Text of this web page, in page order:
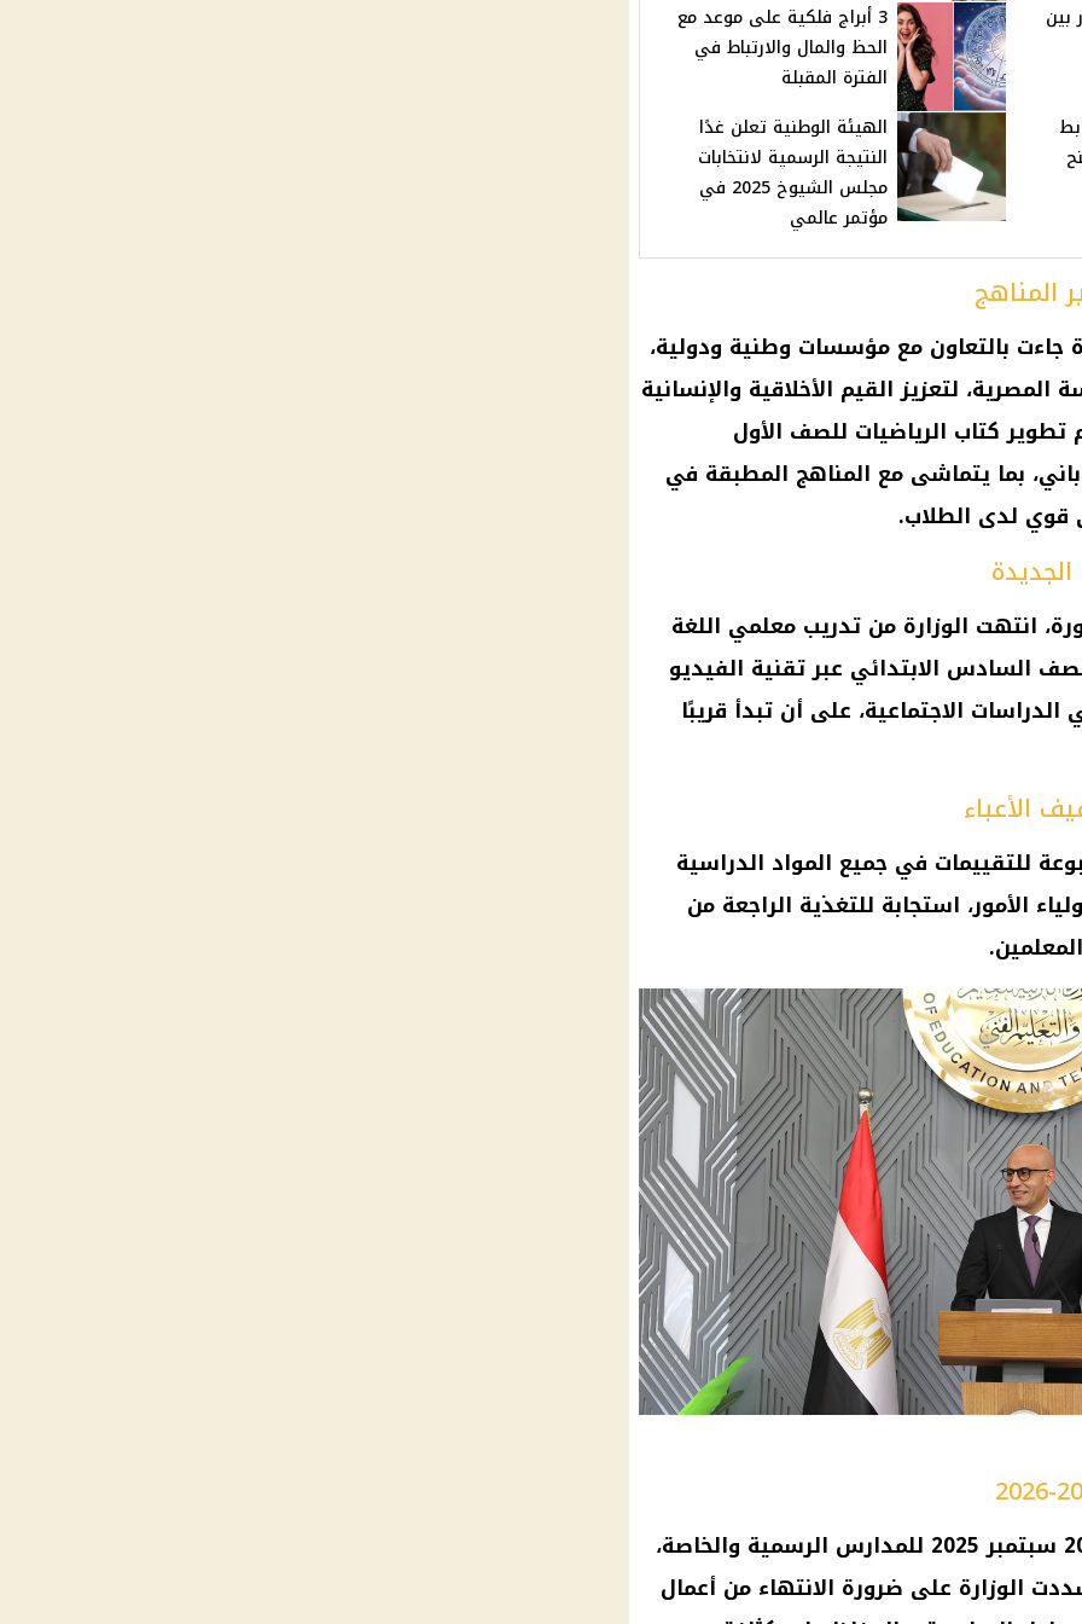
بين
3 أبراج فلكية على موعد مع
الحظ والمال والارتباط في
الفترة المقبلة
الهيئة الوطنية تعلن غدًا
النتيجة الرسمية لانتخابات
مجلس الشيوخ 2025 في
مؤتمر عالمي
جاءت بالتعاون مع مؤسسات وطنية ودولية،
المصرية، لتعزيز القيم الأخلاقية والإنسانية
تطوير كتاب الرياضيات للصف الأول
بما يتماشى مع المناهج المطبقة في
قوي لدى الطلاب.
انتهت الوزارة من تدريب معلمي اللغة
السادس الابتدائي عبر تقنية الفيديو
الدراسات الاجتماعية، على أن تبدأ قريبًا
الأعباء
للتقييمات في جميع المواد الدراسية
الأمور، استجابة للتغذية الراجعة من
في 20 سبتمبر 2025 للمدارس الرسمية والخاصة،
الوزارة على ضرورة الانتهاء من أعمال